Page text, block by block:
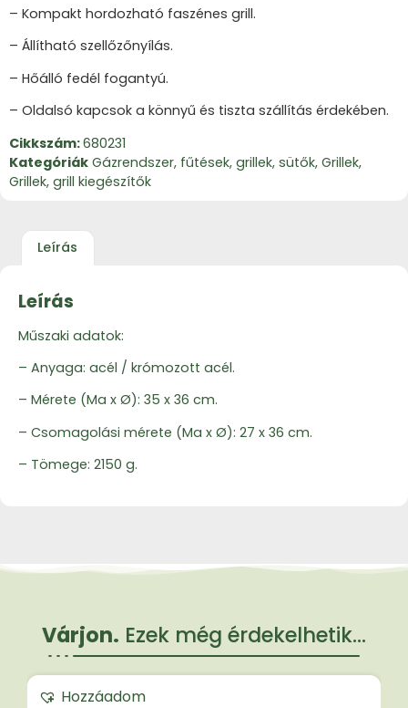
– Kompakt hordozható faszénes grill.
– Állítható szellőzőnyílás.
– Hőálló fedél fogantyú.
– Oldalsó kapcsok a könnyű és tiszta szállítás érdekében.
Cikkszám:680231
Kategóriák Gázrendszer, fűtések, grillek, sütők, Grillek,
Grillek, grill kiegészítők
Leírás
Leírás
Műszaki adatok:
– Anyaga: acél / krómozott acél.
– Mérete (Ma x Ø): 35 x 36 cm.
– Csomagolási mérete (Ma x Ø): 27 x 36 cm.
– Tömege: 2150 g.
Várjon. Ezek még érdekelhetik...
Hozzáadom